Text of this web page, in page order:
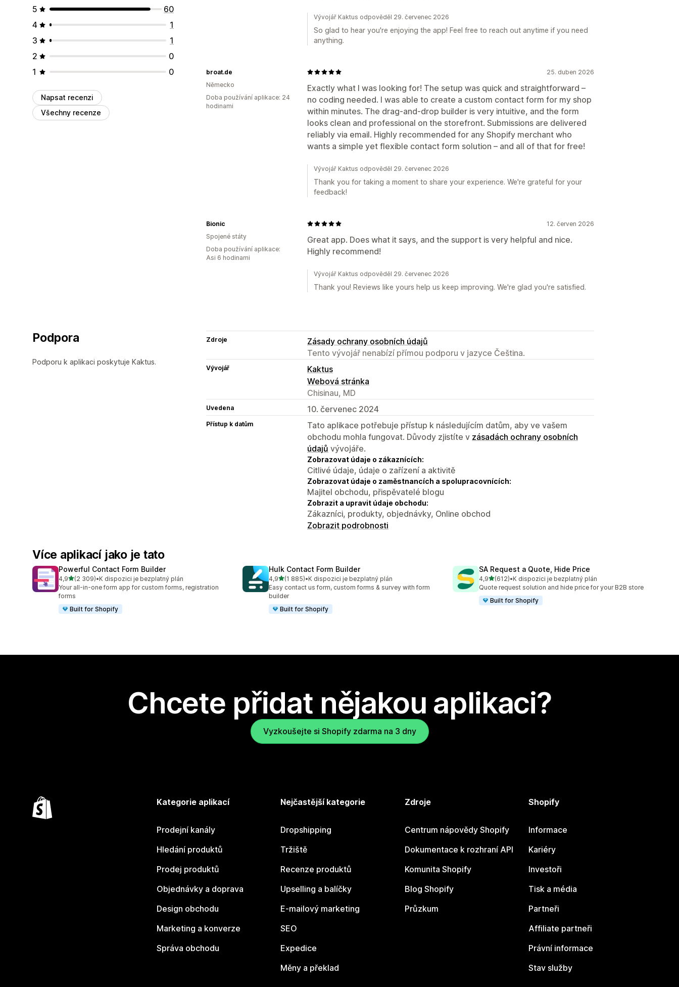
E-mailové odpovědi Export dat Panel
5
60
4
1
3
1
2
0
1
0
Napsat recenzi
Všechny recenze
Vývojář Kaktus odpověděl 29. červenec 2026
So glad to hear you're enjoying the app! Feel free to reach out anytime if you need
anything.
25. duben 2026
Exactly what I was looking for! The setup was quick and straightforward –
no coding needed. I was able to create a custom contact form for my shop
within minutes. The drag-and-drop builder is very intuitive, and the form
looks clean and professional on the storefront. Submissions are delivered
reliably via email. Highly recommended for any Shopify merchant who
wants a simple yet flexible contact form solution – and all of that for free!
broat.de
Německo
Doba používání aplikace: 24
hodinami
Vývojář Kaktus odpověděl 29. červenec 2026
Thank you for taking a moment to share your experience. We're grateful for your
feedback!
12. červen 2026
Great app. Does what it says, and the support is very helpful and nice.
Highly recommend!
Bionic
Spojené státy
Doba používání aplikace:
Asi 6 hodinami
Vývojář Kaktus odpověděl 29. červenec 2026
Thank you! Reviews like yours help us keep improving. We're glad you're satisfied.
Podpora
Podporu k aplikaci poskytuje Kaktus.
Zdroje
Zásady ochrany osobních údajů
Tento vývojář nenabízí přímou podporu v jazyce Čeština.
Vývojář
Kaktus
Webová stránka
Chisinau, MD
Uvedena 10. červenec 2024
Přístup k datům
Tato aplikace potřebuje přístup k následujícím datům, aby ve vašem
obchodu mohla fungovat. Důvody zjistíte v zásadách ochrany osobních
údajů vývojáře.
Zobrazovat údaje o zákaznících:
Citlivé údaje, údaje o zařízení a aktivitě
Zobrazovat údaje o zaměstnancích a spolupracovnících:
Majitel obchodu, přispěvatelé blogu
Zobrazit a upravit údaje obchodu:
Zákazníci, produkty, objednávky, Online obchod
Zobrazit podrobnosti
Více aplikací jako je tato
Powerful Contact Form Builder
4,9z 5 hvězd
(2 309)
Celkový počet recenzí: 2309
•K dispozici je bezplatný plán
Your all-in-one form app for custom forms, registration
forms
Built for Shopify
Hulk Contact Form Builder
4,9z 5 hvězd
(1 885)
Celkový počet recenzí: 1885
•K dispozici je bezplatný plán
Easy contact us form, custom forms & survey with form
builder
Built for Shopify
SA Request a Quote, Hide Price
4,9z 5 hvězd
(612)
Celkový počet recenzí: 612
•K dispozici je bezplatný plán
Quote request solution and hide price for your B2B store
Built for Shopify
Chcete přidat nějakou aplikaci?
Vyzkoušejte si Shopify zdarma na 3 dny
Kategorie aplikací
Prodejní kanály
Hledání produktů
Prodej produktů
Objednávky a doprava
Design obchodu
Marketing a konverze
Správa obchodu
Nejčastější kategorie
Dropshipping
Tržiště
Recenze produktů
Upselling a balíčky
E-mailový marketing
SEO
Expedice
Měny a překlad
Zdroje
Centrum nápovědy Shopify
Dokumentace k rozhraní API
Komunita Shopify
Blog Shopify
Průzkum
Shopify
Informace
Kariéry
Investoři
Tisk a média
Partneři
Affiliate partneři
Právní informace
Stav služby